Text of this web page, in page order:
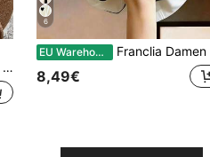
6
EU Warehouse Franclia Damen Kontrast-Farben Rundhals Kurzarm Casual Vielseitiges T-Shirt
8,49€